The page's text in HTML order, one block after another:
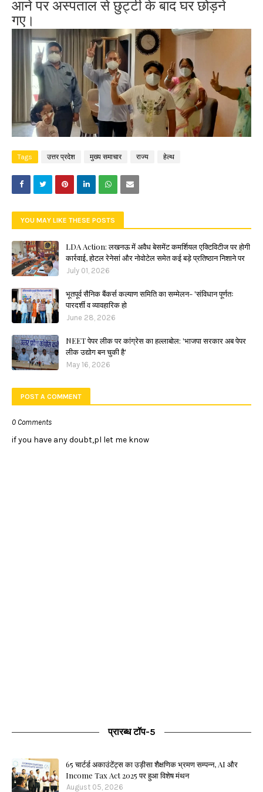
आने पर अस्पताल से छुट्टी के बाद घर छोड़ने
गए।
Tags उत्तर प्रदेश मुख्य समाचार राज्य हेल्थ
YOU MAY LIKE THESE POSTS
LDA Action: लखनऊ में अवैध बेसमेंट कमर्शियल एक्टिविटीज पर होगी
कार्रवाई, होटल रेनेसां और नोवोटेल समेत कई बड़े प्रतिष्ठान निशाने पर
July 01, 2026
भूतपूर्व सैनिक बैंकर्स कल्याण समिति का सम्मेलन- 'संविधान पूर्णतः
पारदर्शी व व्यावहारिक हो
June 28, 2026
NEET पेपर लीक पर कांग्रेस का हल्लाबोल: 'भाजपा सरकार अब पेपर
लीक उद्योग बन चुकी है'
May 16, 2026
POST A COMMENT
0 Comments
if you have any doubt,pl let me know
प्रारब्ध टॉप-5
65 चार्टर्ड अकाउंटेंट्स का उड़ीसा शैक्षणिक भ्रमण सम्पन्न, AI और
Income Tax Act 2025 पर हुआ विशेष मंथन
August 05, 2026